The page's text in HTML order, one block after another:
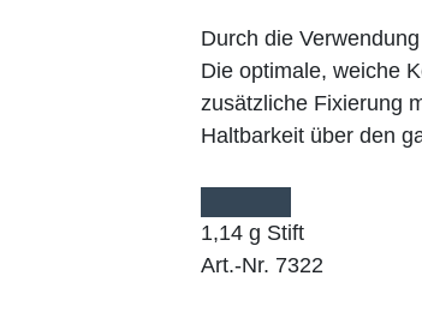
Durch die
Die optimale, weiche
zusätzliche Fixierung
Haltbarkeit über den
1,14 g Stift
Art.-Nr. 7322